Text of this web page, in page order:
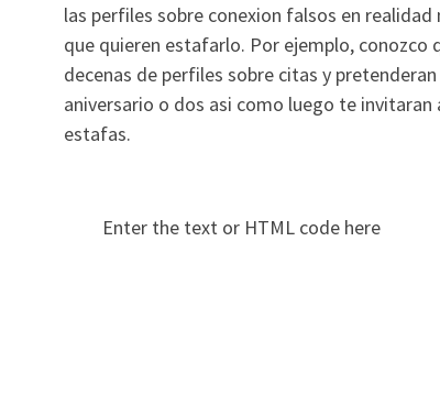
las perfiles sobre conexion falsos en
que quieren estafarlo. Por ejemplo, conozco
decenas de perfiles sobre citas y
aniversario o dos asi­ como luego te invitaran
estafas.
Enter the text or HTML code here